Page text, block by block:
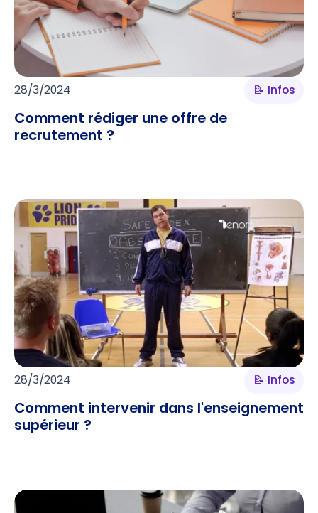
28/3/2024 📝 Infos
Comment rédiger une offre de
recrutement ?
28/3/2024 📝 Infos
Comment intervenir dans l'enseignement
supérieur ?